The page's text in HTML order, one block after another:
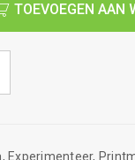
TOEVOEGEN AAN
, Experimenteer,